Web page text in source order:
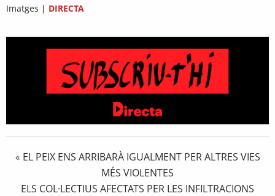
Imatges | DIRECTA
« EL PEIX ENS ARRIBARÀ IGUALMENT PER ALTRES VIES
MÉS VIOLENTES
ELS COL·LECTIUS AFECTATS PER LES INFILTRACIONS